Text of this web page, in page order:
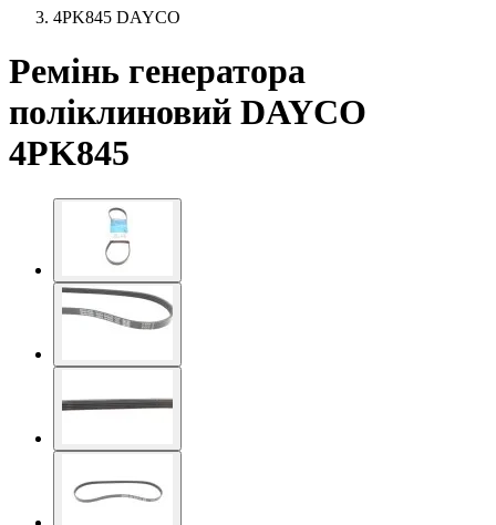
4PK845 DAYCO
Ремінь генератора
поліклиновий DAYCO
4PK845